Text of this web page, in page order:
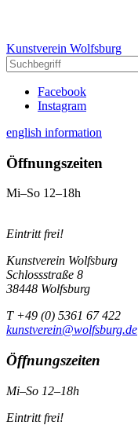
Kunstverein Wolfsburg
Facebook
Instagram
english information
Öffnungszeiten
Mi–So 12–18h
Eintritt frei!
Kunstverein Wolfsburg
Schlossstraße 8
38448 Wolfsburg
T +49 (0) 5361 67 422
kunstverein@wolfsburg.de
Öffnungszeiten
Mi–So 12–18h
Eintritt frei!